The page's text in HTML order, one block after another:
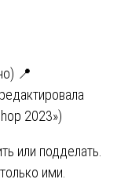
📍
2023»)
или подделать.
ими.